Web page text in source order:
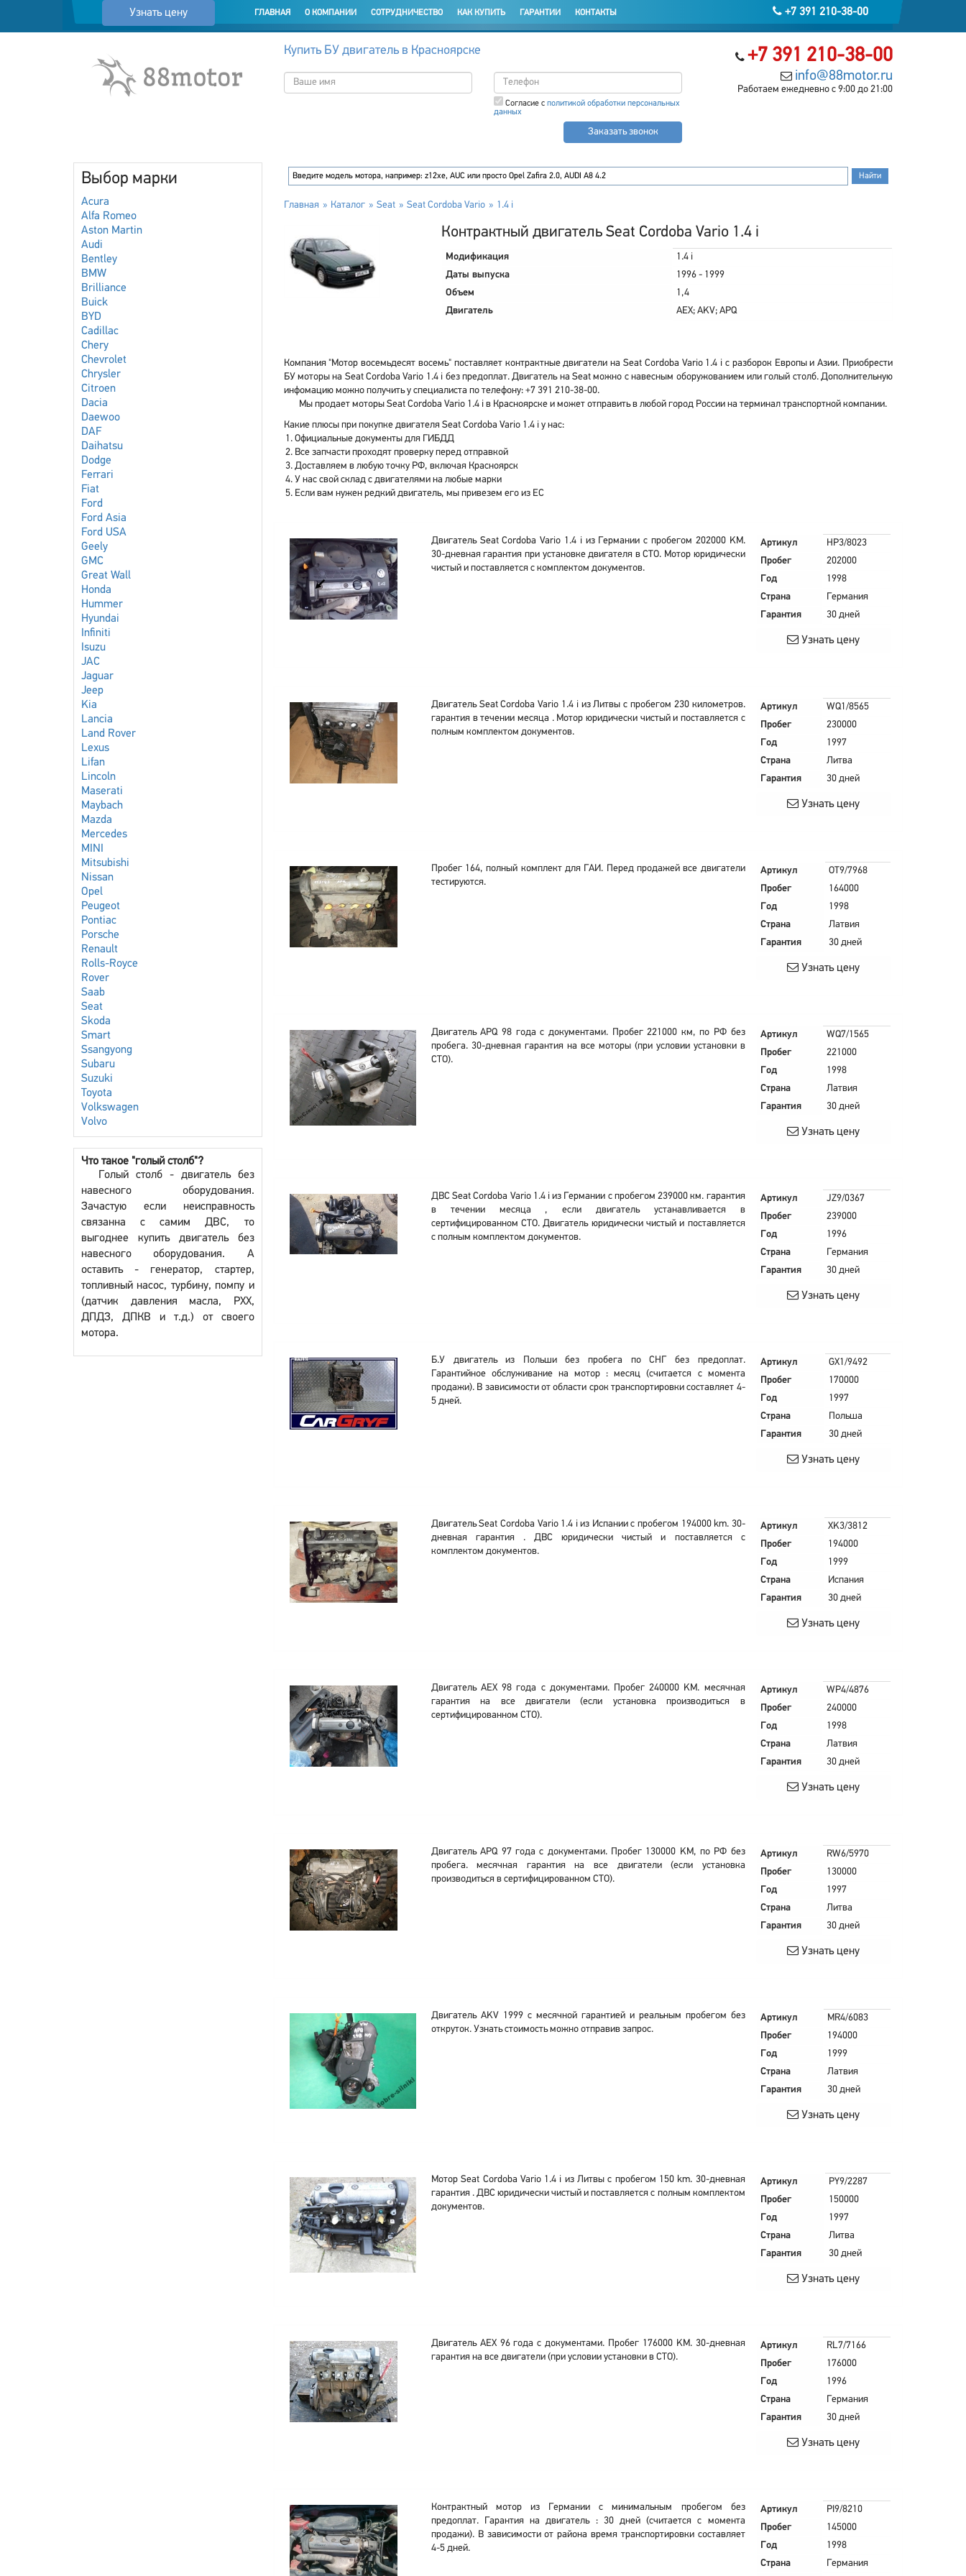
Узнать цену +7 391 210-38-00
ГЛАВНАЯ О КОМПАНИИ СОТРУДНИЧЕСТВО КАК КУПИТЬ ГАРАНТИИ КОНТАКТЫ
+7 391 210-38-00
info@88motor.ru
Работаем ежедневно с 9:00 до 21:00
Купить БУ двигатель в Красноярске
Согласие с политикой обработки персональных
данных
Заказать звонок
Выбор марки
Acura
Alfa Romeo
Aston Martin
Audi
Bentley
BMW
Brilliance
Buick
BYD
Cadillac
Chery
Chevrolet
Chrysler
Citroen
Dacia
Daewoo
DAF
Daihatsu
Dodge
Ferrari
Fiat
Ford
Ford Asia
Ford USA
Geely
GMC
Great Wall
Honda
Hummer
Hyundai
Infiniti
Isuzu
JAC
Jaguar
Jeep
Kia
Lancia
Land Rover
Lexus
Lifan
Lincoln
Maserati
Maybach
Mazda
Mercedes
MINI
Mitsubishi
Nissan
Opel
Peugeot
Pontiac
Porsche
Renault
Rolls-Royce
Rover
Saab
Seat
Skoda
Smart
Ssangyong
Subaru
Suzuki
Toyota
Volkswagen
Volvo
Что такое "голый столб"?
Голый столб - двигатель без
навесного оборудования.
Зачастую если неисправность
связанна с самим ДВС, то
выгоднее купить двигатель без
навесного оборудования. А
оставить - генератор, стартер,
топливный насос, турбину, помпу и
(датчик давления масла, РХХ,
ДПДЗ, ДПКВ и т.д.) от своего
мотора.
Главная Каталог Seat Seat Cordoba Vario 1.4 i
Контрактный двигатель Seat Cordoba Vario 1.4 i
Модификация
1.4 i
Даты выпуска
1996 - 1999
Объем
1,4
Двигатель
AEX; AKV; APQ
Компания "Мотор восемьдесят восемь" поставляет контрактные двигатели на Seat Cordoba Vario 1.4 i с разборок Европы и Азии. Приобрести
БУ моторы на Seat Cordoba Vario 1.4 i без предоплат. Двигатель на Seat можно с навесным оборужованием или голый столб. Дополнительную
инфомацию можно получить у специалиста по телефону: +7 391 210-38-00.
Мы продает моторы Seat Cordoba Vario 1.4 i в Красноярске и может отправить в любой город России на терминал транспортной компании.
Какие плюсы при покупке двигателя Seat Cordoba Vario 1.4 i у нас:
Официальные документы для ГИБДД
Все запчасти проходят проверку перед отправкой
Доставляем в любую точку РФ, включая Красноярск
У нас свой склад с двигателями на любые марки
Если вам нужен редкий двигатель, мы привезем его из ЕС
Двигатель Seat Cordoba Vario 1.4 i из Германии с пробегом 202000 KM.
30-дневная гарантия при установке двигателя в СТО. Мотор юридически
чистый и поставляется с комплектом документов.
Артикул
HP3/8023
Пробег
202000
Год
1998
Страна
Германия
Гарантия
30 дней
Узнать цену
Двигатель Seat Cordoba Vario 1.4 i из Литвы с пробегом 230 километров.
гарантия в течении месяца . Мотор юридически чистый и поставляется с
полным комплектом документов.
Артикул
WQ1/8565
Пробег
230000
Год
1997
Страна
Литва
Гарантия
30 дней
Узнать цену
Пробег 164, полный комплект для ГАИ. Перед продажей все двигатели
тестируются.
Артикул
OT9/7968
Пробег
164000
Год
1998
Страна
Латвия
Гарантия
30 дней
Узнать цену
Двигатель APQ 98 года с документами. Пробег 221000 км, по РФ без
пробега. 30-дневная гарантия на все моторы (при условии установки в
СТО).
Артикул
WQ7/1565
Пробег
221000
Год
1998
Страна
Латвия
Гарантия
30 дней
Узнать цену
ДВС Seat Cordoba Vario 1.4 i из Германии с пробегом 239000 км. гарантия
в течении месяца , если двигатель устанавливается в
сертифицированном СТО. Двигатель юридически чистый и поставляется
с полным комплектом документов.
Артикул
JZ9/0367
Пробег
239000
Год
1996
Страна
Германия
Гарантия
30 дней
Узнать цену
Б.У двигатель из Польши без пробега по СНГ без предоплат.
Гарантийное обслуживание на мотор : месяц (считается с момента
продажи). В зависимости от области срок транспортировки составляет 4-
5 дней.
Артикул
GX1/9492
Пробег
170000
Год
1997
Страна
Польша
Гарантия
30 дней
Узнать цену
Двигатель Seat Cordoba Vario 1.4 i из Испании с пробегом 194000 km. 30-
дневная гарантия . ДВС юридически чистый и поставляется с
комплектом документов.
Артикул
XK3/3812
Пробег
194000
Год
1999
Страна
Испания
Гарантия
30 дней
Узнать цену
Двигатель AEX 98 года с документами. Пробег 240000 KM. месячная
гарантия на все двигатели (если установка производиться в
сертифицированном СТО).
Артикул
WP4/4876
Пробег
240000
Год
1998
Страна
Латвия
Гарантия
30 дней
Узнать цену
Двигатель APQ 97 года с документами. Пробег 130000 KM, по РФ без
пробега. месячная гарантия на все двигатели (если установка
производиться в сертифицированном СТО).
Артикул
RW6/5970
Пробег
130000
Год
1997
Страна
Литва
Гарантия
30 дней
Узнать цену
Двигатель AKV 1999 с месячной гарантией и реальным пробегом без
откруток. Узнать стоимость можно отправив запрос.
Артикул
MR4/6083
Пробег
194000
Год
1999
Страна
Латвия
Гарантия
30 дней
Узнать цену
Мотор Seat Cordoba Vario 1.4 i из Литвы с пробегом 150 km. 30-дневная
гарантия . ДВС юридически чистый и поставляется с полным комплектом
документов.
Артикул
PY9/2287
Пробег
150000
Год
1997
Страна
Литва
Гарантия
30 дней
Узнать цену
Двигатель AEX 96 года с документами. Пробег 176000 KM. 30-дневная
гарантия на все двигатели (при условии установки в СТО).
Артикул
RL7/7166
Пробег
176000
Год
1996
Страна
Германия
Гарантия
30 дней
Узнать цену
Контрактный мотор из Германии с минимальным пробегом без
предоплат. Гарантия на двигатель : 30 дней (считается с момента
продажи). В зависимости от района время транспортировки составляет
4-5 дней.
Артикул
PI9/8210
Пробег
145000
Год
1998
Страна
Германия